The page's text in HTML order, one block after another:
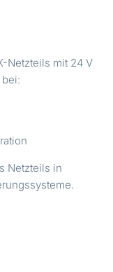
Netzteils mit 24 V
bei:
Netzteils in